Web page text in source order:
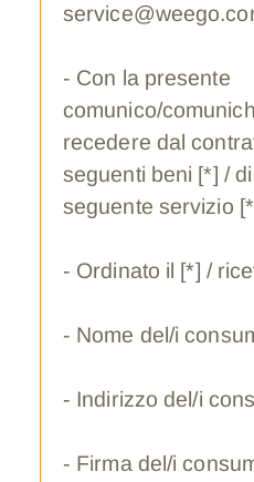
- Con la presente
comunico/
recedere dal
seguenti beni [*] /
seguente servizio
- Ordinato il [*] /
- Nome del/i
- Indirizzo del/i
- Firma del/i